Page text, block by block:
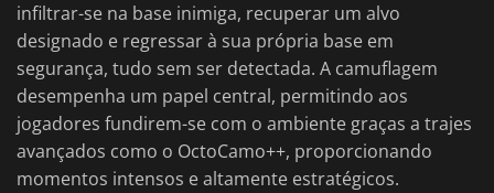
infiltrar-se na base inimiga, recuperar um alvo
designado e regressar à sua própria base em
segurança, tudo sem ser detectada. A camuflagem
desempenha um papel central, permitindo aos
jogadores fundirem-se com o ambiente graças a trajes
avançados como o OctoCamo++, proporcionando
momentos intensos e altamente estratégicos.